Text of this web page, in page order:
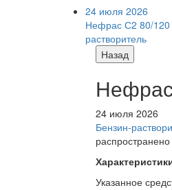
24 июля 2026
Нефрас С2 80/
растворитель
Назад
24 июля 2026
Бензин-
Указанное